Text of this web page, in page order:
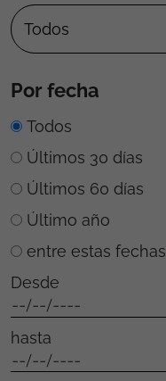
Por fecha
Todos
Últimos 30 días
Últimos 60 días
Último año
entre estas fechas
Desde
hasta